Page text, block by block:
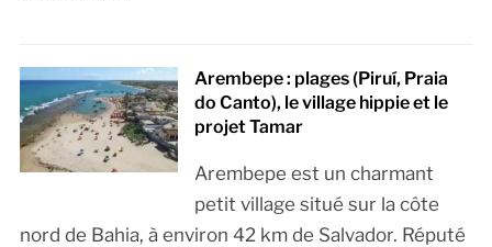
Arembepe : plages (Piruí, Praia
do Canto), le village hippie et le
projet Tamar
Arembepe est un charmant
petit village situé sur la côte
nord de Bahia, à environ 42 km de Salvador. Réputé